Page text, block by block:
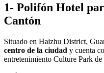
1- Polifón Hotel
Cantón
Situado en Haizhu District,
centro de la ciudad y cuenta
entretenimiento Culture Park de